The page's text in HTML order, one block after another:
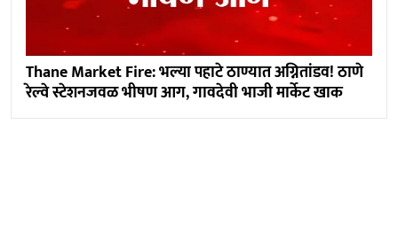
Thane Market Fire: भल्या पहाटे ठाण्यात अग्नितांडव! ठाणे
रेल्वे स्टेशनजवळ भीषण आग, गावदेवी भाजी मार्केट खाक